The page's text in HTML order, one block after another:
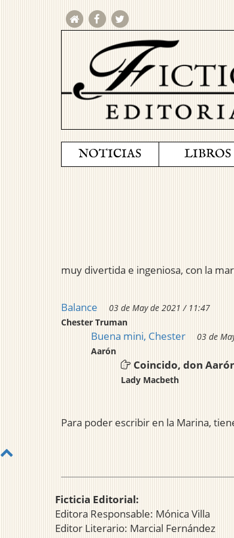
NOTICIAS LIBROS
muy divertida e ingeniosa, con la
Balance
03 de May de 2021 / 11:47
Chester Truman
Buena mini, Chester
03 de
Aarón
Coincido, don
Lady Macbeth
Para poder escribir en la Marina,
Ficticia Editorial:
Editora Responsable: Mónica Villa
Editor Literario: Marcial Fernández